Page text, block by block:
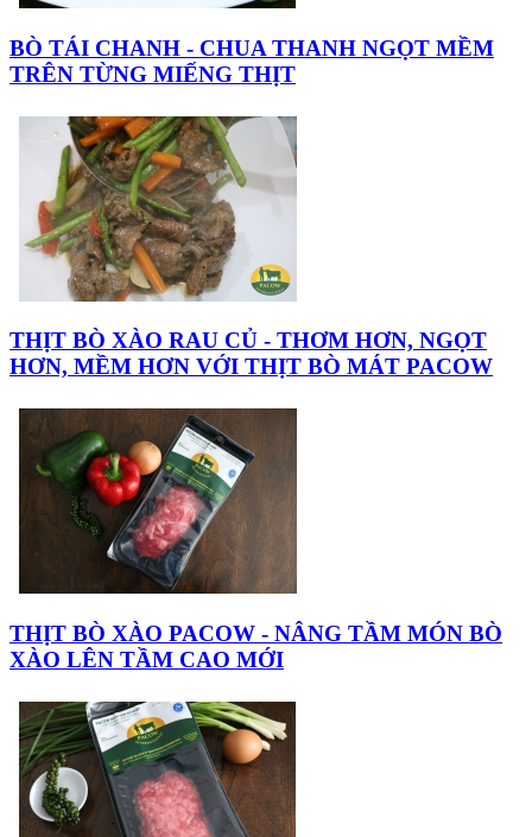
BÒ TÁI CHANH - CHUA THANH NGỌT MỀM
TRÊN TỪNG MIẾNG THỊT
THỊT BÒ XÀO RAU CỦ - THƠM HƠN, NGỌT
HƠN, MỀM HƠN VỚI THỊT BÒ MÁT PACOW
THỊT BÒ XÀO PACOW - NÂNG TẦM MÓN BÒ
XÀO LÊN TẦM CAO MỚI